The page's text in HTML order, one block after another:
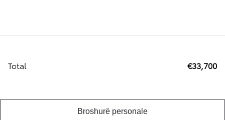
Total €33,700
Broshurë personale